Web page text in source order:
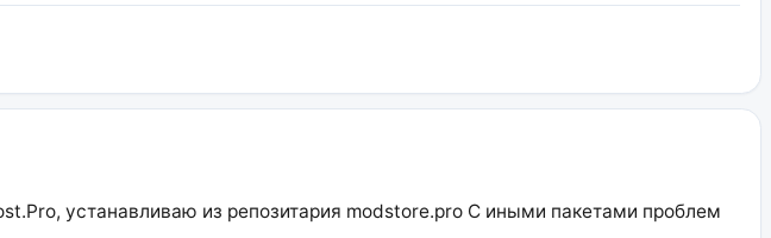
устанавливаю из репозитария modstore.pro С иными пакетами проблем